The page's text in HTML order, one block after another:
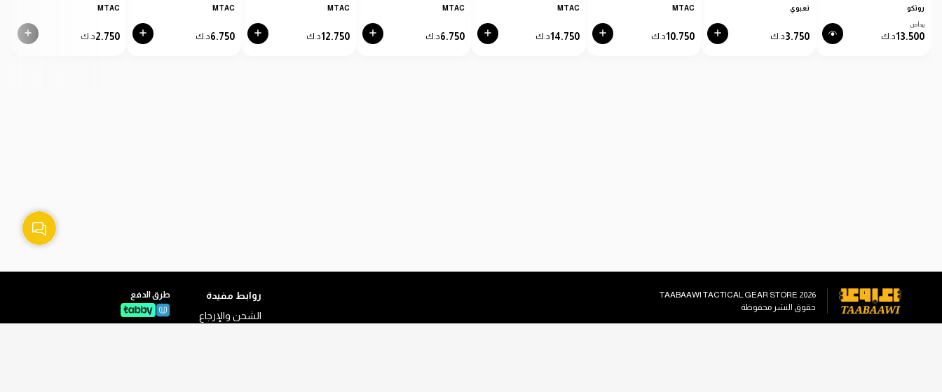
روثكو
يبدأ من
13.500د.ك
تعبوي
3.750د.ك
MTAC
10.750د.ك
MTAC
14.750د.ك
MTAC
6.750د.ك
MTAC
12.750د.ك
MTAC
6.750د.ك
MTAC
2.750د.ك
2026
TAABAAWI TACTICAL GEAR STORE
حقوق النشر محفوظة
روابط مفيدة
الشحن والإرجاع
طرق الدفع